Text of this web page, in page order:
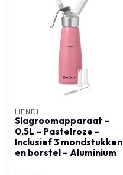
HENDI
Slagroomapparaat –
0,5L – Pastelroze –
Inclusief 3 mondstukken
en borstel – Aluminium